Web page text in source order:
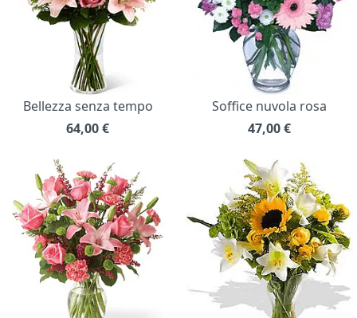
Bellezza senza tempo
64,00€
Soffice nuvola rosa
47,00€